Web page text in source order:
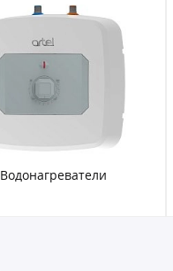
Водонагреватели